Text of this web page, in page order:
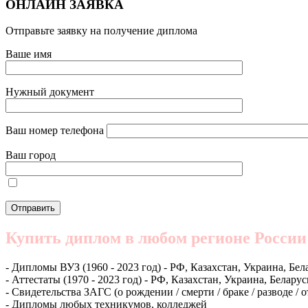
ОНЛАЙН ЗАЯВКА
Отправьте заявку на получение диплома
Ваше имя
Нужный документ
Ваш номер телефона
Ваш город
Купить диплом в любом регионе России
- Дипломы ВУЗ (1960 - 2023 год) - РФ, Казахстан, Украина,
- Аттестаты (1970 - 2023 год) - РФ, Казахстан, Украина,
- Свидетельства ЗАГС (о рождении / смерти / браке / разводе /
- Дипломы любых техникумов, колледжей